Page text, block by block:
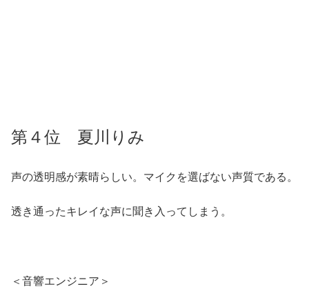
第４位 夏川りみ
声の透明感が素晴らしい。マイクを選ばない声質である。
透き通ったキレイな声に聞き入ってしまう。
＜音響エンジニア＞